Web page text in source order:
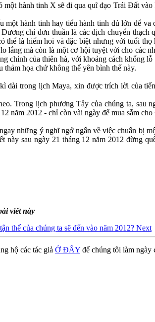
hành tinh X sẽ đi qua quĩ đạo Trái Đất
hành tinh hay tiểu hành tinh đủ lớn để
chỉ đơn thuần là các dịch chuyển
là hiếm hoi và đặc biệt nhưng với tuổi
mà còn là một cơ hội tuyệt vời cho các
chính của thiên hà, với khoảng cách khổng
họa chứ không thể yên bình thế này.
dài trong lịch Maya, xin được trích lời của
Trong lịch phương Tây của chúng ta, sau
năm 2012 - chỉ còn vài ngày để mua sắm
những ý nghĩ ngớ ngẩn về việc chuẩn bị
này sau ngày 21 tháng 12 năm 2012 đừng
viết này
thế của chúng ta sẽ đến vào năm 2012? Next
hộ các tác giả Ở ĐÂY để chúng tôi làm ngày